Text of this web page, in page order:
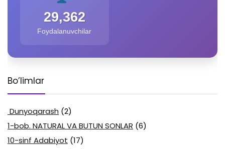
29,362
Foydalanuvchilar
Bo’limlar
Dunyoqarash (2)
1-bob. NATURAL VA BUTUN SONLAR (6)
10-sinf Adabiyot (17)